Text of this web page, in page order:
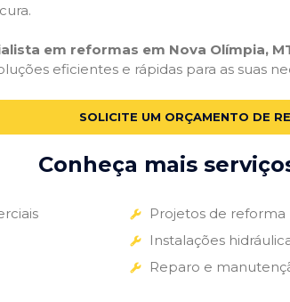
em reformas em Nova Olímpia,
eficientes e rápidas para as suas
SOLICITE UM ORÇAMENTO DE
Conheça mais
Projetos de reforma
Instalações
Reparo e